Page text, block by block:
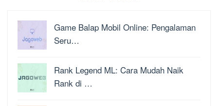
Game Balap Mobil Online: Pengalaman
Seru…
Rank Legend ML: Cara Mudah Naik
Rank di …